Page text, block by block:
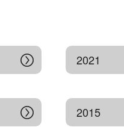
2021
2015